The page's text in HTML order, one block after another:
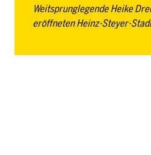
Weitsprunglegende Heike
eröffneten Heinz-Steyer-